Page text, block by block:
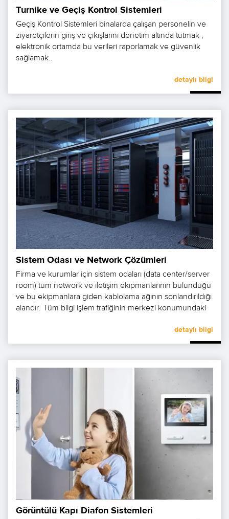
Turnike ve Geçiş Kontrol Sistemleri
Geçiş Kontrol Sistemleri binalarda çalışan personelin ve
ziyaretçilerin giriş ve çıkışlarını denetim altında tutmak ,
elektronik ortamda bu verileri raporlamak ve güvenlik
sağlamak..
detaylı bilgi
Sistem Odası ve Network Çözümleri
Firma ve kurumlar için sistem odaları (data center/server
room) tüm network ve iletişim ekipmanlarının bulunduğu
ve bu ekipmanlara giden kablolama ağının sonlandırıldığı
alandır. Tüm bilgi işlem trafiğinin merkezi konumundaki
detaylı bilgi
Görüntülü Kapı Diafon Sistemleri